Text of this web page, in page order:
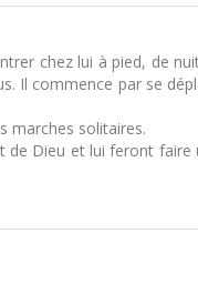
chez lui à pied, de
Il commence par se
marches solitaires.
Dieu et lui feront faire